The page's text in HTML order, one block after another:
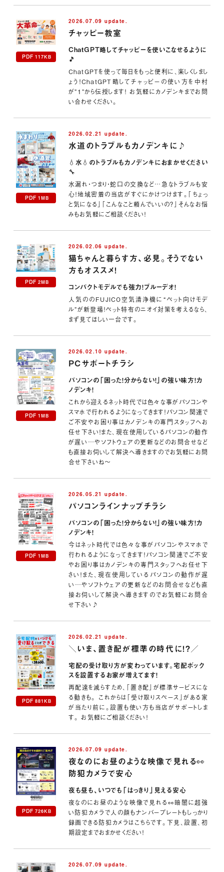
PDF 117KB
2026.07.09 update.
チャッピー教室
ChatGPT略してチャッピーを使いこなせるように
🎵
ChatGPTを使って毎日をもっと便利に、楽しくしまし
ょう！ChatGPT略してチャッピーの使い方を中村
が”1”から伝授します！ お気軽にカノデンキまでお問
い合わせください。
PDF 1MB
2026.02.21 update.
水道のトラブルもカノデンキに♪
💧水💧のトラブルもカノデンキにおまかせください
🔧
水漏れ・つまり・蛇口の交換など…急なトラブルも安
心！地域密着の当店がすぐにかけつけます。「ちょっ
と気になる」「こんなこと頼んでいいの？」そんなお悩
みもお気軽にご相談ください！
PDF 2MB
2026.02.06 update.
猫ちゃんと暮らす方、必見。そうでない
方もオススメ！
コンパクトモデルでも強力！ブルーデオ！
人気ののFUJICO空気清浄機に“ペット向けモデ
ル”が新登場！ペット特有のニオイ対策を考えるなら、
まず見てほしい一台です。
PDF 1MB
2026.02.10 update.
PCサポートチラシ
パソコンの「困った！分からない！」の強い味方！カ
ノデンキ！
これから迎えるネット時代では色々な事がパソコンや
スマホで行われるようになってきます！パソコン関連で
ご不安やお困り事はカノデンキの専門スタッフへお
任せ下さい！また、現在使用しているパソコンの動作
が遅い…やソフトウェアの更新などのお問合せなど
も直接お伺いして解決へ導きますのでお気軽にお問
合せ下さいね～
PDF 1MB
2026.05.21 update.
パソコンラインナップチラシ
パソコンの「困った！分からない！」の強い味方！カ
ノデンキ！
今はネット時代では色々な事がパソコンやスマホで
行われるようになってきます！パソコン関連でご不安
やお困り事はカノデンキの専門スタッフへお任せ下
さい！また、現在使用しているパソコンの動作が遅
い…やソフトウェアの更新などのお問合せなども直
接お伺いして解決へ導きますのでお気軽にお問合
せ下さい♪
PDF 881KB
2026.02.21 update.
＼いま、置き配が標準の時代に！?／
宅配の受け取り方が変わっています。宅配ボック
スを設置するお家が増えてます！
再配達を減らすため、「置き配」が標準サービスにな
る動きも。 これからは「受け取りスペース」がある家
が当たり前に。設置も使い方も当店がサポートしま
す。 お気軽にご相談ください！
PDF 726KB
2026.07.09 update.
夜なのにお昼のような映像で見れる👀
防犯カメラで安心
夜も昼も、いつでも「はっきり」見える安心
夜なのにお昼のような映像で見れる👀暗闇に超強
い防犯カメラで人の顔もナンバープレートもしっかり
録画できる防犯カメラはこちらです。下見、設置、初
期設定までおまかせください！
2026.07.09 update.